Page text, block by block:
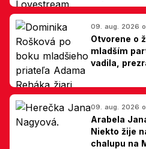
09. aug. 2026 o
Otvorene o
mladším
vadila,
09. aug. 2026 o
Arabela
Niekto žije
chalupu na